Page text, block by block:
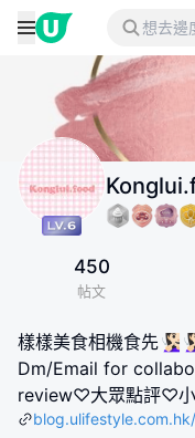
450
帖文
樣樣美食相機食先
Dm/Email for
review♡大眾點評♡